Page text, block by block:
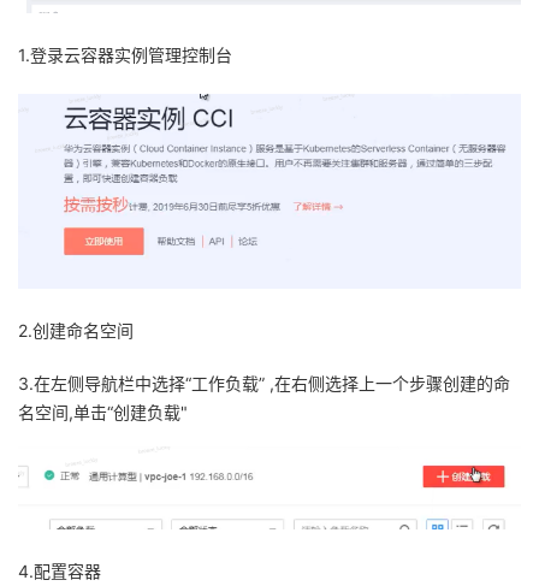
1.登录云容器实例管理控制台
2.创建命名空间
3.在左侧导航栏中选择“工作负载” ,在右侧选择上一个步骤创建的命
名空间,单击“创建负载"
4.配置容器